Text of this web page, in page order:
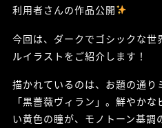
利用者さんの作品公開
今回は、ダークでゴシックな世
ルイラストをご紹介します！
描かれているのは、お題の通り
「黒薔薇ヴィラン」。鮮やか
い黄色の瞳が、モノトーン基調